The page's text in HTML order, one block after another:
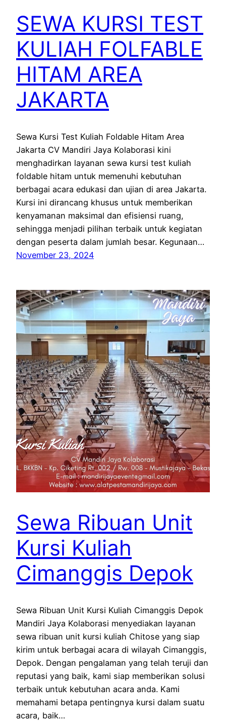
SEWA KURSI TEST
KULIAH FOLFABLE
HITAM AREA
JAKARTA
Sewa Kursi Test Kuliah Foldable Hitam Area
Jakarta CV Mandiri Jaya Kolaborasi kini
menghadirkan layanan sewa kursi test kuliah
foldable hitam untuk memenuhi kebutuhan
berbagai acara edukasi dan ujian di area Jakarta.
Kursi ini dirancang khusus untuk memberikan
kenyamanan maksimal dan efisiensi ruang,
sehingga menjadi pilihan terbaik untuk kegiatan
dengan peserta dalam jumlah besar. Kegunaan…
November 23, 2024
Sewa Ribuan Unit
Kursi Kuliah
Cimanggis Depok
Sewa Ribuan Unit Kursi Kuliah Cimanggis Depok
Mandiri Jaya Kolaborasi menyediakan layanan
sewa ribuan unit kursi kuliah Chitose yang siap
kirim untuk berbagai acara di wilayah Cimanggis,
Depok. Dengan pengalaman yang telah teruji dan
reputasi yang baik, kami siap memberikan solusi
terbaik untuk kebutuhan acara anda. Kami
memahami betapa pentingnya kursi dalam suatu
acara, baik…